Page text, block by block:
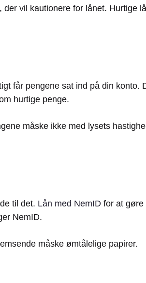
vil kautionere for lånet. Hurtige
får pengene sat ind på din konto.
hurtige penge.
måske ikke med lysets
til det. Lån med NemID for at gøre
NemID.
måske ømtålelige papirer.